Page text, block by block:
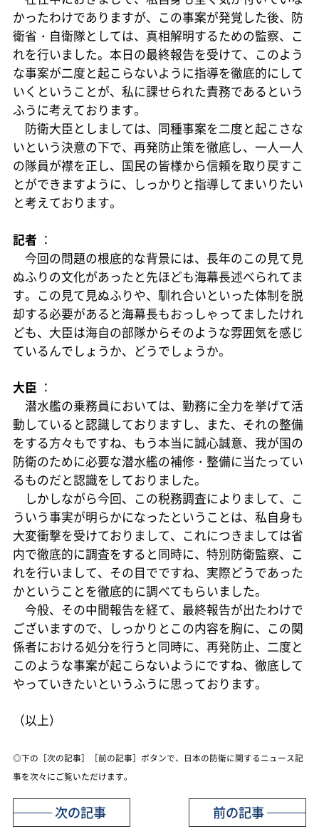
かったわけでありますが、この事案が発覚した後、防
衛省・自衛隊としては、真相解明するための監察、こ
れを行いました。本日の最終報告を受けて、このよう
な事案が二度と起こらないように指導を徹底的にして
いくということが、私に課せられた責務であるという
ふうに考えております。
防衛大臣としましては、同種事案を二度と起こさな
いという決意の下で、再発防止策を徹底し、一人一人
の隊員が襟を正し、国民の皆様から信頼を取り戻すこ
とができますように、しっかりと指導してまいりたい
と考えております。
記者 ：
今回の問題の根底的な背景には、長年のこの見て見
ぬふりの文化があったと先ほども海幕長述べられてま
す。この見て見ぬふりや、馴れ合いといった体制を脱
却する必要があると海幕長もおっしゃってましたけれ
ども、大臣は海自の部隊からそのような雰囲気を感じ
ているんでしょうか、どうでしょうか。
大臣 ：
潜水艦の乗務員においては、勤務に全力を挙げて活
動していると認識しておりますし、また、それの整備
をする方々もですね、もう本当に誠心誠意、我が国の
防衛のために必要な潜水艦の補修・整備に当たってい
るものだと認識をしておりました。
しかしながら今回、この税務調査によりまして、こ
ういう事実が明らかになったということは、私自身も
大変衝撃を受けておりまして、これにつきましては省
内で徹底的に調査をすると同時に、特別防衛監察、こ
れを行いまして、その目でですね、実際どうであった
かということを徹底的に調べてもらいました。
今般、その中間報告を経て、最終報告が出たわけで
ございますので、しっかりとこの内容を胸に、この関
係者における処分を行うと同時に、再発防止、二度と
このような事案が起こらないようにですね、徹底して
やっていきたいというふうに思っております。
（以上）
◎下の［次の記事］［前の記事］ボタンで、日本の防衛に関するニュース記
事を次々にご覧いただけます。
前の記事
次の記事